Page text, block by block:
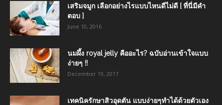
เสริมจมูก เลือกอย่างไรแบบไหนดีไม่ดี [ ที่นี่มีคำ
ตอบ ]
June 10, 2016
นมผึ้ง royal jelly คืออะไร? ฉบับอ่านเข้าใจแบบ
ง่ายๆ !!
December 19, 2017
เทคนิครักษาสิวอุดตัน แบบง่ายๆทำได้ด้วยตัวเอง